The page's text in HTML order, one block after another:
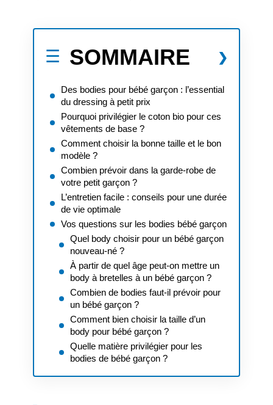
SOMMAIRE
Des bodies pour bébé garçon : l’essential
du dressing à petit prix
Pourquoi privilégier le coton bio pour ces
vêtements de base ?
Comment choisir la bonne taille et le bon
modèle ?
Combien prévoir dans la garde-robe de
votre petit garçon ?
L’entretien facile : conseils pour une durée
de vie optimale
Vos questions sur les bodies bébé garçon
Quel body choisir pour un bébé garçon
nouveau-né ?
À partir de quel âge peut-on mettre un
body à bretelles à un bébé garçon ?
Combien de bodies faut-il prévoir pour
un bébé garçon ?
Comment bien choisir la taille d’un
body pour bébé garçon ?
Quelle matière privilégier pour les
bodies de bébé garçon ?